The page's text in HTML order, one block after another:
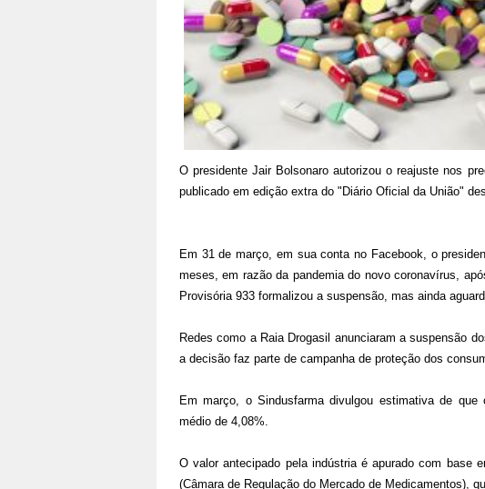
O presidente Jair Bolsonaro autorizou o reajuste nos
publicado em edição extra do "Diário Oficial da União"
Em 31 de março, em sua conta no Facebook, o
meses, em razão da pandemia do novo coronavírus,
Provisória 933 formalizou a suspensão, mas ainda
Redes como a Raia Drogasil anunciaram a suspensão
a decisão faz parte de campanha de proteção dos
Em março, o Sindusfarma divulgou estimativa de
médio de 4,08%.
O valor antecipado pela indústria é apurado com base
(Câmara de Regulação do Mercado de Medicamentos),